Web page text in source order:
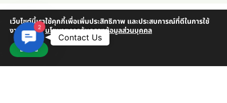
เว็บไซต์นี้เราใช้คุกกี้เพื่อเพิ่มประสิทธิภาพ และประสบการณ์ที่ดีในการใช้
งานเว็บไซต์นโยบายการคุ้มครองข้อมูลส่วนบุคคล
ยอมรับ
Contact Us
2
Contact Us